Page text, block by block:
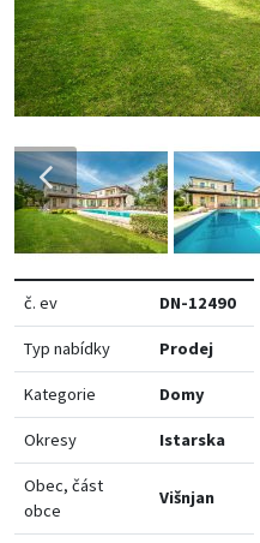
č. ev DN-12490
Typ nabídky Prodej
Kategorie Domy
Okresy Istarska
Obec, část
obce
Višnjan